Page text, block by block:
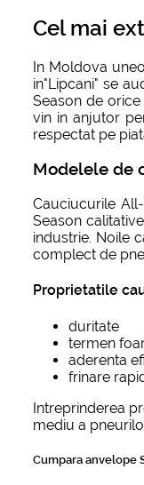
Cel mai
In Moldova
in"Lipcani" se
Season de
vin in anjutor
respectat pe
Modelele de
Cauciucurile
Season
industrie. Noile
complect de
Proprietatile
duritate
termen
aderenta
frinare
Intreprinderea
mediu a
Cumpara anvelope